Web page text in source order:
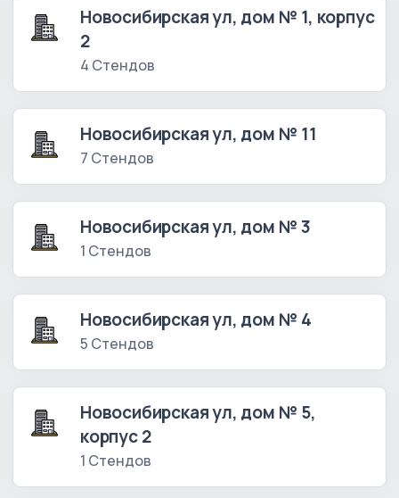
Новосибирская ул, дом № 1, корпус
2
4 Стендов
Новосибирская ул, дом № 11
7 Стендов
Новосибирская ул, дом № 3
1 Стендов
Новосибирская ул, дом № 4
5 Стендов
Новосибирская ул, дом № 5,
корпус 2
1 Стендов